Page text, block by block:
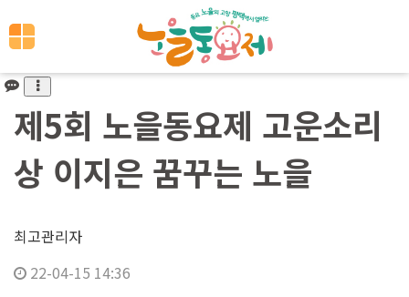
제5회 노을동요제 고운소리
상 이지은 꿈꾸는 노을
최고관리자
22-04-15 14:36